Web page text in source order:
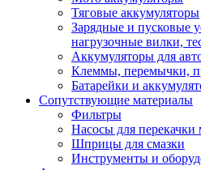
Тяговые аккумуляторы
Зарядные и пусковые
нагрузочные вилки,
Аккумуляторы для
Клеммы, перемычки,
Батарейки и
Сопутствующие материалы
Фильтры
Насосы для перекачки
Шприцы для смазки
Инструменты и